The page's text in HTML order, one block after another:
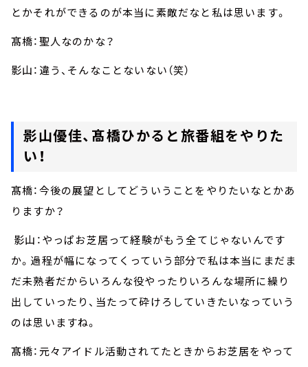
とかそれができるのが本当に素敵だなと私は思います。
髙橋：聖人なのかな？
影山：違う、そんなことないない（笑）
影山優佳、髙橋ひかると旅番組をやりた
い！
髙橋：今後の展望としてどういうことをやりたいなとかあ
りますか？
影山：やっぱお芝居って経験がもう全てじゃないんです
か。過程が幅になってくっていう部分で私は本当にまだま
だ未熟者だからいろんな役やったりいろんな場所に繰り
出していったり、当たって砕けろしていきたいなっていう
のは思いますね。
髙橋：元々アイドル活動されてたときからお芝居をやって